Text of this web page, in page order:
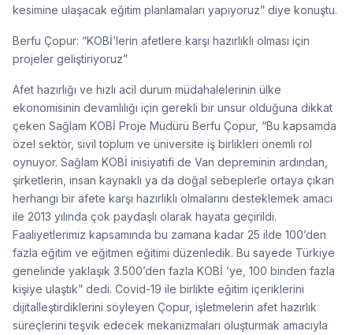
kesimine ulaşacak eğitim planlamaları yapıyoruz” diye konuştu.
Berfu Çopur: “KOBİ’lerin afetlere karşı hazırlıklı olması için
projeler geliştiriyoruz”
Afet hazırlığı ve hızlı acil durum müdahalelerinin ülke
ekonomisinin devamlılığı için gerekli bir unsur olduğuna dikkat
çeken Sağlam KOBİ Proje Müdürü Berfu Çopur, “Bu kapsamda
özel sektör, sivil toplum ve üniversite iş birlikleri önemli rol
oynuyor. Sağlam KOBİ inisiyatifi de Van depreminin ardından,
şirketlerin, insan kaynaklı ya da doğal sebeplerle ortaya çıkan
herhangi bir afete karşı hazırlıklı olmalarını desteklemek amacı
ile 2013 yılında çok paydaşlı olarak hayata geçirildi.
Faaliyetlerimiz kapsamında bu zamana kadar 25 ilde 100’den
fazla eğitim ve eğitmen eğitimi düzenledik. Bu sayede Türkiye
genelinde yaklaşık 3.500’den fazla KOBİ ’ye, 100 binden fazla
kişiye ulaştık” dedi. Covid-19 ile birlikte eğitim içeriklerini
dijitalleştirdiklerini söyleyen Çopur, işletmelerin afet hazırlık
süreçlerini teşvik edecek mekanizmaları oluşturmak amacıyla